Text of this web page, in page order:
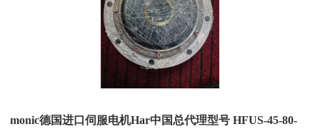
monic德国进口伺服电机Har中国总代理型号 HFUS-45-80-